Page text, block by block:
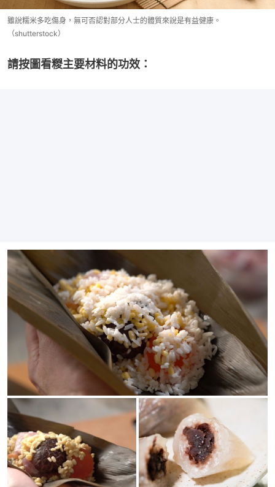
雖說糯米多吃傷身，無可否認對部分人士的體質來說是有益健康。
（shutterstock）
請按圖看糉主要材料的功效：